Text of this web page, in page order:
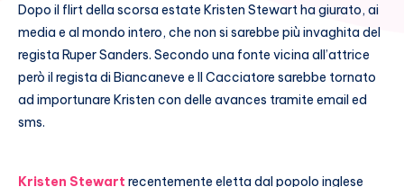
Dopo il flirt della scorsa estate Kristen Stewart ha giurato, ai
media e al mondo intero, che non si sarebbe più invaghita del
regista Ruper Sanders. Secondo una fonte vicina all’attrice
però il regista di Biancaneve e Il Cacciatore sarebbe tornato
ad importunare Kristen con delle avances tramite email ed
sms.
Kristen Stewart recentemente eletta dal popolo inglese